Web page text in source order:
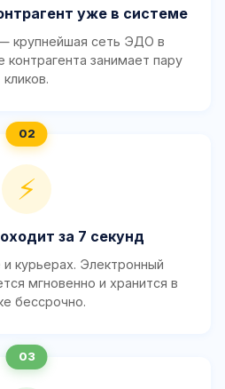
уже в системе
крупнейшая сеть ЭДО в
контрагента занимает пару
кликов.
⚡
за 7 секунд
курьерах. Электронный
мгновенно и хранится в
бессрочно.